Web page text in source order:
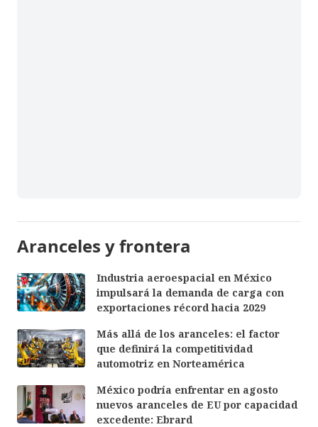
Aranceles y frontera
Industria aeroespacial en México
impulsará la demanda de carga con
exportaciones récord hacia 2029
Más allá de los aranceles: el factor
que definirá la competitividad
automotriz en Norteamérica
México podría enfrentar en agosto
nuevos aranceles de EU por capacidad
excedente: Ebrard